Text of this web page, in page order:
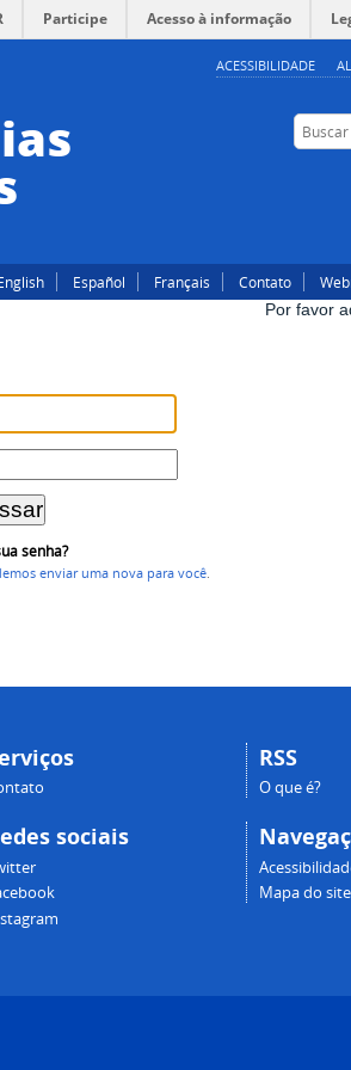
ACESSIBILIDADE
Participe Acesso à informação
Buscar
Español Français Contato
Por favor
senha?
enviar uma nova para você.
sociais
RSS
O que é?
Mapa do site